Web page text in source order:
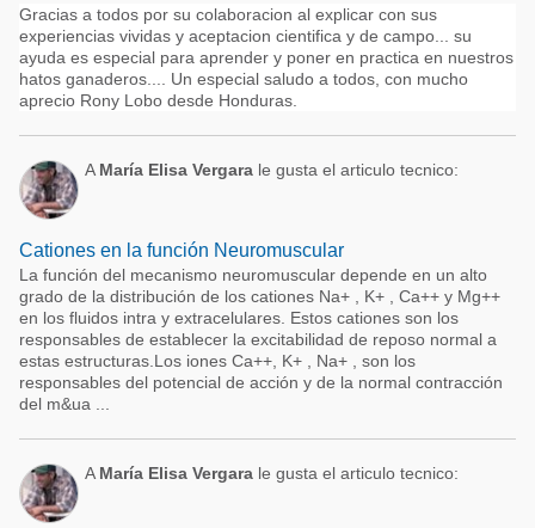
Gracias a todos por su colaboracion al explicar con sus
experiencias vividas y aceptacion cientifica y de campo... su
ayuda es especial para aprender y poner en practica en nuestros
hatos ganaderos.... Un especial saludo a todos, con mucho
aprecio Rony Lobo desde Honduras.
A María Elisa Vergara le gusta el articulo tecnico:
Cationes en la función Neuromuscular
La función del mecanismo neuromuscular depende en un alto
grado de la distribución de los cationes Na+ , K+ , Ca++ y Mg++
en los fluidos intra y extracelulares. Estos cationes son los
responsables de establecer la excitabilidad de reposo normal a
estas estructuras.Los iones Ca++, K+ , Na+ , son los
responsables del potencial de acción y de la normal contracción
del m&ua ...
A María Elisa Vergara le gusta el articulo tecnico: